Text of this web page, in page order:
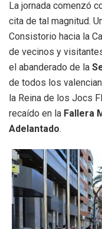
La jornada comenzó
cita de tal magnitud.
Consistorio hacia la
de vecinos y
el abanderado de la
de todos los
la Reina de los Jocs
recaído en la Fallera
Adelantado.